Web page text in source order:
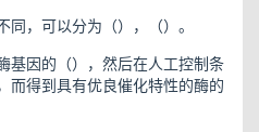
，可以分为（），（）。
基因的（），然后在人工控制条
而得到具有优良催化特性的酶的